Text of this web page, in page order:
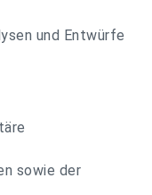
und Entwürfe
sowie der